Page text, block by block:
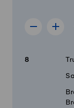
4 Portionen
Rezept
Menge
8